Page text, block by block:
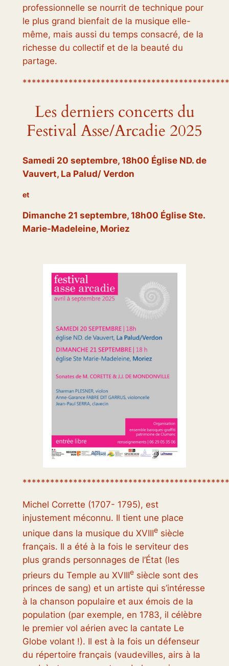
professionnelle se nourrit de technique pour
le plus grand bienfait de la musique elle-
même, mais aussi du temps consacré, de la
richesse du collectif et de la beauté du
partage.
Les derniers concerts du
Festival Asse/Arcadie 2025
Samedi 20 septembre, 18h00 Église ND. de
Vauvert, La Palud/ Verdon
et
Dimanche 21 septembre, 18h00 Église Ste.
Marie-Madeleine, Moriez
Michel Corrette (1707- 1795), est
injustement méconnu. Il tient une place
unique dans la musique du XVIIIesiècle
français. Il a été à la fois le serviteur des
plus grands personnages de l’État (les
prieurs du Temple au XVIIIesiècle sont des
princes de sang) et un artiste qui s’intéresse
à la chanson populaire et aux émois de la
population (par exemple, en 1783, il célèbre
le premier vol aérien avec la cantate Le
Globe volant!). Il est à la fois un défenseur
du répertoire français (vaudevilles, airs à la